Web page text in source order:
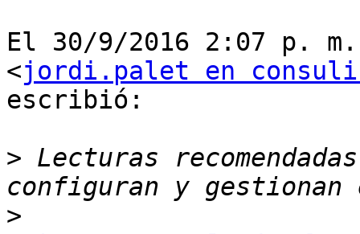
El 30/9/2016 2:07 p. m.,
<jordi.palet en
escribió:
> Lecturas
>